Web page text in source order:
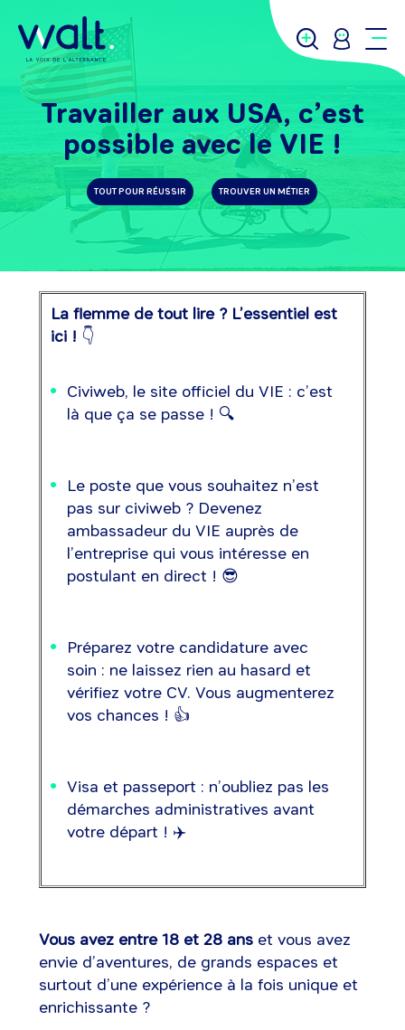
Travailler aux USA, c’est
possible avec le VIE !
TOUT POUR RÉUSSIR TROUVER UN MÉTIER
La flemme de tout lire ? L’essentiel est
ici ! 👇
Civiweb, le site officiel du VIE : c’est
là que ça se passe ! 🔍
Le poste que vous souhaitez n’est
pas sur civiweb ? Devenez
ambassadeur du VIE auprès de
l’entreprise qui vous intéresse en
postulant en direct ! 😎
Préparez votre candidature avec
soin : ne laissez rien au hasard et
vérifiez votre CV. Vous augmenterez
vos chances ! 👍
Visa et passeport : n’oubliez pas les
démarches administratives avant
votre départ ! ✈️
Vous avez entre 18 et 28 anset vous avez
envie d’aventures, de grands espaces et
surtout d’une expérience à la fois unique et
enrichissante ?